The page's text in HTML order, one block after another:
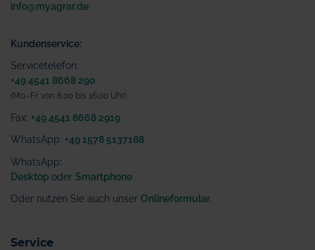
info@myagrar.de
Kundenservice:
Servicetelefon:
+49 4541 8668 290
(Mo.-Fr. von 8.00 bis 16.00 Uhr)
Fax: +49 4541 8668 2919
WhatsApp: +49 1578 5137188
WhatsApp:
Desktop oder Smartphone
Oder nutzen Sie auch unser Onlineformular
Service